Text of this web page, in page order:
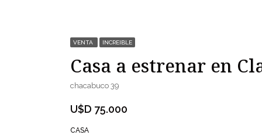
VENTA INCREIBLE
chacabuco 39
U$D 75.000
CASA